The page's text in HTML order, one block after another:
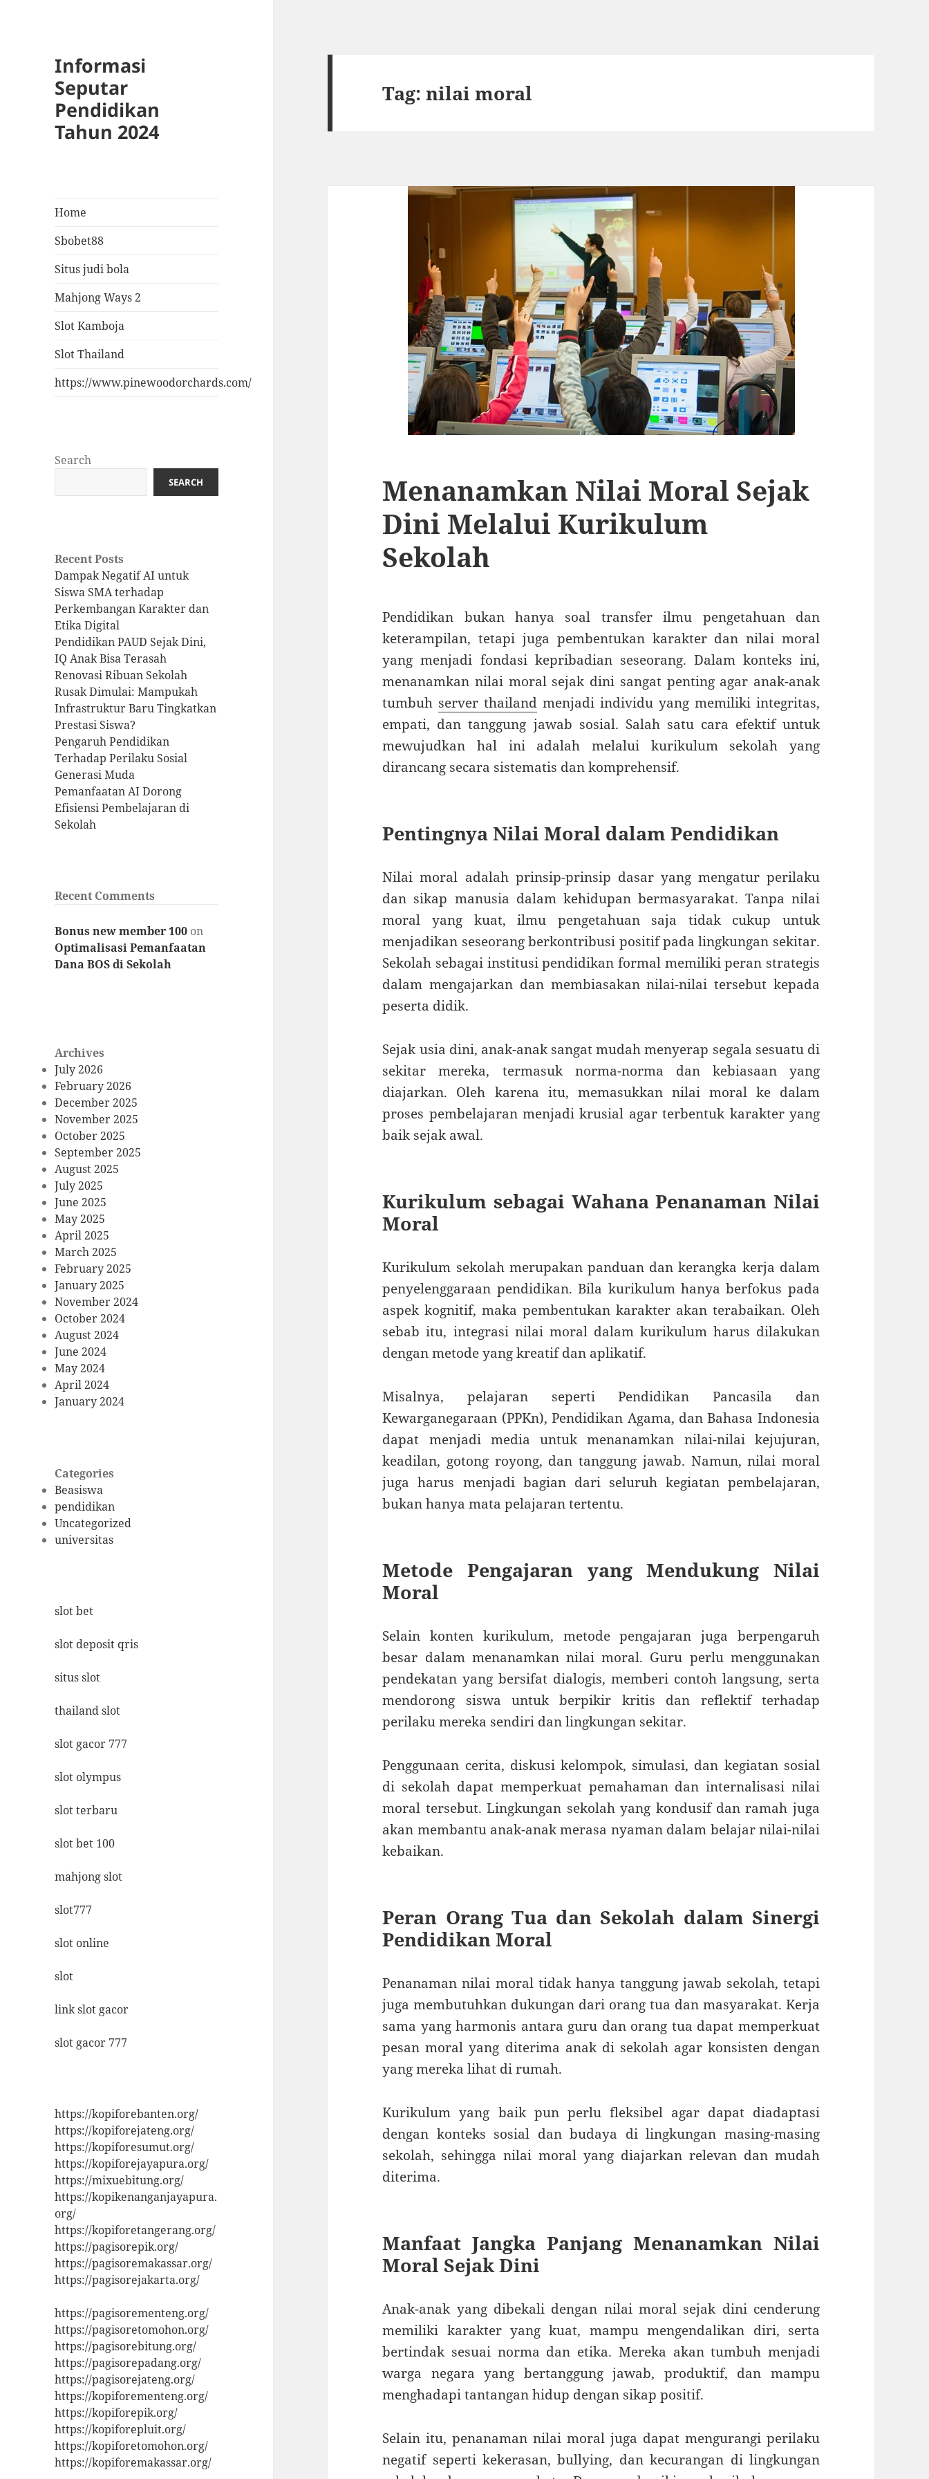
Informasi
Seputar
Pendidikan
Tahun 2024
Home
Sbobet88
Situs judi bola
Mahjong Ways 2
Slot Kamboja
Slot Thailand
https://www.pinewoodorchards.com/
Search
SEARCH
Recent Posts
Dampak Negatif AI untuk
Siswa SMA terhadap
Perkembangan Karakter dan
Etika Digital
Pendidikan PAUD Sejak Dini,
IQ Anak Bisa Terasah
Renovasi Ribuan Sekolah
Rusak Dimulai: Mampukah
Infrastruktur Baru Tingkatkan
Prestasi Siswa?
Pengaruh Pendidikan
Terhadap Perilaku Sosial
Generasi Muda
Pemanfaatan AI Dorong
Efisiensi Pembelajaran di
Sekolah
Recent Comments
Bonus new member 100 on
Optimalisasi Pemanfaatan
Dana BOS di Sekolah
Archives
July 2026
February 2026
December 2025
November 2025
October 2025
September 2025
August 2025
July 2025
June 2025
May 2025
April 2025
March 2025
February 2025
January 2025
November 2024
October 2024
August 2024
June 2024
May 2024
April 2024
January 2024
Categories
Beasiswa
pendidikan
Uncategorized
universitas
slot bet
slot deposit qris
situs slot
thailand slot
slot gacor 777
slot olympus
slot terbaru
slot bet 100
mahjong slot
slot777
slot online
slot
link slot gacor
slot gacor 777
https://kopiforebanten.org/
https://kopiforejateng.org/
https://kopiforesumut.org/
https://kopiforejayapura.org/
https://mixuebitung.org/
https://kopikenanganjayapura.
org/
https://kopiforetangerang.org/
https://pagisorepik.org/
https://pagisoremakassar.org/
https://pagisorejakarta.org/
https://pagisorementeng.org/
https://pagisoretomohon.org/
https://pagisorebitung.org/
https://pagisorepadang.org/
https://pagisorejateng.org/
https://kopiforementeng.org/
https://kopiforepik.org/
https://kopiforepluit.org/
https://kopiforetomohon.org/
https://kopiforemakassar.org/
Tag:nilai moral
Menanamkan Nilai Moral Sejak
Dini Melalui Kurikulum
Sekolah
Pendidikan bukan hanya soal transfer ilmu pengetahuan dan
keterampilan, tetapi juga pembentukan karakter dan nilai moral
yang menjadi fondasi kepribadian seseorang. Dalam konteks ini,
menanamkan nilai moral sejak dini sangat penting agar anak-anak
tumbuh server thailand menjadi individu yang memiliki integritas,
empati, dan tanggung jawab sosial. Salah satu cara efektif untuk
mewujudkan hal ini adalah melalui kurikulum sekolah yang
dirancang secara sistematis dan komprehensif.
Pentingnya Nilai Moral dalam Pendidikan
Nilai moral adalah prinsip-prinsip dasar yang mengatur perilaku
dan sikap manusia dalam kehidupan bermasyarakat. Tanpa nilai
moral yang kuat, ilmu pengetahuan saja tidak cukup untuk
menjadikan seseorang berkontribusi positif pada lingkungan sekitar.
Sekolah sebagai institusi pendidikan formal memiliki peran strategis
dalam mengajarkan dan membiasakan nilai-nilai tersebut kepada
peserta didik.
Sejak usia dini, anak-anak sangat mudah menyerap segala sesuatu di
sekitar mereka, termasuk norma-norma dan kebiasaan yang
diajarkan. Oleh karena itu, memasukkan nilai moral ke dalam
proses pembelajaran menjadi krusial agar terbentuk karakter yang
baik sejak awal.
Kurikulum sebagai Wahana Penanaman Nilai
Moral
Kurikulum sekolah merupakan panduan dan kerangka kerja dalam
penyelenggaraan pendidikan. Bila kurikulum hanya berfokus pada
aspek kognitif, maka pembentukan karakter akan terabaikan. Oleh
sebab itu, integrasi nilai moral dalam kurikulum harus dilakukan
dengan metode yang kreatif dan aplikatif.
Misalnya, pelajaran seperti Pendidikan Pancasila dan
Kewarganegaraan (PPKn), Pendidikan Agama, dan Bahasa Indonesia
dapat menjadi media untuk menanamkan nilai-nilai kejujuran,
keadilan, gotong royong, dan tanggung jawab. Namun, nilai moral
juga harus menjadi bagian dari seluruh kegiatan pembelajaran,
bukan hanya mata pelajaran tertentu.
Metode Pengajaran yang Mendukung Nilai
Moral
Selain konten kurikulum, metode pengajaran juga berpengaruh
besar dalam menanamkan nilai moral. Guru perlu menggunakan
pendekatan yang bersifat dialogis, memberi contoh langsung, serta
mendorong siswa untuk berpikir kritis dan reflektif terhadap
perilaku mereka sendiri dan lingkungan sekitar.
Penggunaan cerita, diskusi kelompok, simulasi, dan kegiatan sosial
di sekolah dapat memperkuat pemahaman dan internalisasi nilai
moral tersebut. Lingkungan sekolah yang kondusif dan ramah juga
akan membantu anak-anak merasa nyaman dalam belajar nilai-nilai
kebaikan.
Peran Orang Tua dan Sekolah dalam Sinergi
Pendidikan Moral
Penanaman nilai moral tidak hanya tanggung jawab sekolah, tetapi
juga membutuhkan dukungan dari orang tua dan masyarakat. Kerja
sama yang harmonis antara guru dan orang tua dapat memperkuat
pesan moral yang diterima anak di sekolah agar konsisten dengan
yang mereka lihat di rumah.
Kurikulum yang baik pun perlu fleksibel agar dapat diadaptasi
dengan konteks sosial dan budaya di lingkungan masing-masing
sekolah, sehingga nilai moral yang diajarkan relevan dan mudah
diterima.
Manfaat Jangka Panjang Menanamkan Nilai
Moral Sejak Dini
Anak-anak yang dibekali dengan nilai moral sejak dini cenderung
memiliki karakter yang kuat, mampu mengendalikan diri, serta
bertindak sesuai norma dan etika. Mereka akan tumbuh menjadi
warga negara yang bertanggung jawab, produktif, dan mampu
menghadapi tantangan hidup dengan sikap positif.
Selain itu, penanaman nilai moral juga dapat mengurangi perilaku
negatif seperti kekerasan, bullying, dan kecurangan di lingkungan